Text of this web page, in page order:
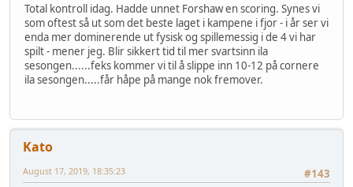
Total kontroll idag. Hadde unnet Forshaw en scoring. Synes vi
som oftest så ut som det beste laget i kampene i fjor - i år ser vi
enda mer dominerende ut fysisk og spillemessig i de 4 vi har
spilt - mener jeg. Blir sikkert tid til mer svartsinn ila
sesongen......feks kommer vi til å slippe inn 10-12 på cornere
ila sesongen.....får håpe på mange nok fremover.
Kato
#143
August 17, 2019, 18:35:23